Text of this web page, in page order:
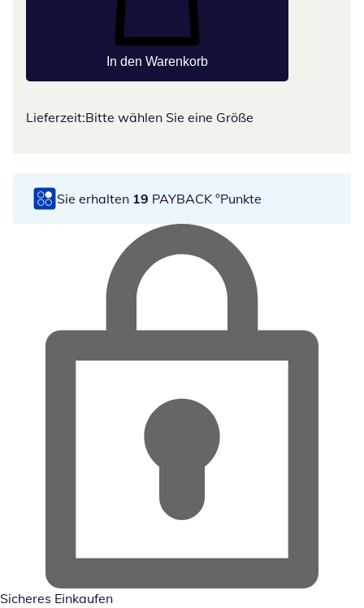
In den Warenkorb
Lieferzeit:Bitte wählen Sie eine Größe
Sie erhalten 19 PAYBACK °Punkte
Sicheres Einkaufen